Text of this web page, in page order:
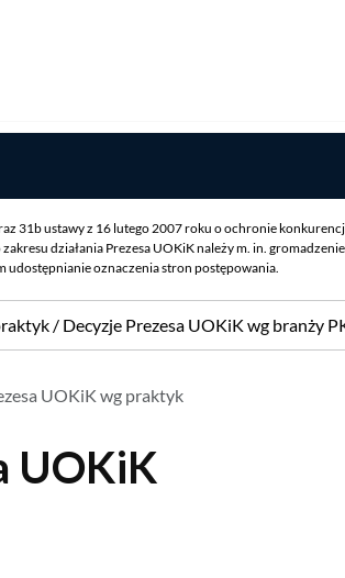
31b ustawy z 16 lutego 2007 roku o ochronie
działania Prezesa UOKiK należy m. in.
udostępnianie oznaczenia stron postępowania.
/ Decyzje Prezesa UOKiK wg branży
UOKiK wg praktyk
UOKiK